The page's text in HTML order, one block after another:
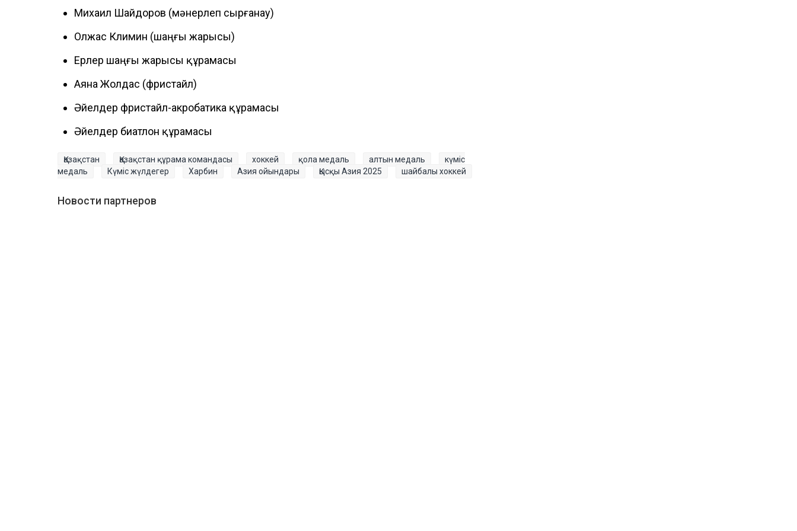
Михаил Шайдоров (мәнерлеп сырғанау)
Олжас Климин (шаңғы жарысы)
Ерлер шаңғы жарысы құрамасы
Аяна Жолдас (фристайл)
Әйелдер фристайл-акробатика құрамасы
Әйелдер биатлон құрамасы
Қазақстан Қазақстан құрама командасы хоккей қола медаль алтын медаль
күміс
медаль
Күміс жүлдегер Харбин Азия ойындары Қысқы Азия 2025 шайбалы хоккей
Новости партнеров